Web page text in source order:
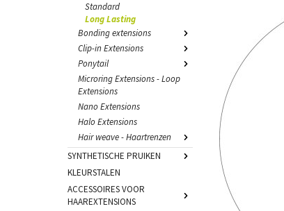
Standard
Long Lasting
Bonding extensions
Clip-in Extensions
Ponytail
Microring Extensions - Loop
Extensions
Nano Extensions
Halo Extensions
Hair weave - Haartrenzen
SYNTHETISCHE PRUIKEN
KLEURSTALEN
ACCESSOIRES VOOR
HAAREXTENSIONS